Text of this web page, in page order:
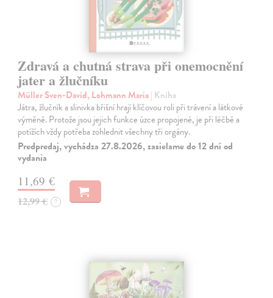
Zdravá a chutná strava při onemocnění
jater a žlučníku
Müller Sven-David, Lohmann Maria| Kniha
Játra, žlučník a slinivka břišní hrají klíčovou roli při trávení a látkové
výměně. Protože jsou jejich funkce úzce propojené, je při léčbě a
potížích vždy potřeba zohlednit všechny tři orgány.
Predpredaj, vychádza 27.8.2026, zasielame do 12 dní od
vydania
11,69 €
12,99 € ?